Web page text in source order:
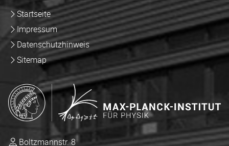
Startseite
Impressum
Datenschutzhinweis
Sitemap
Boltzmannstr. 8